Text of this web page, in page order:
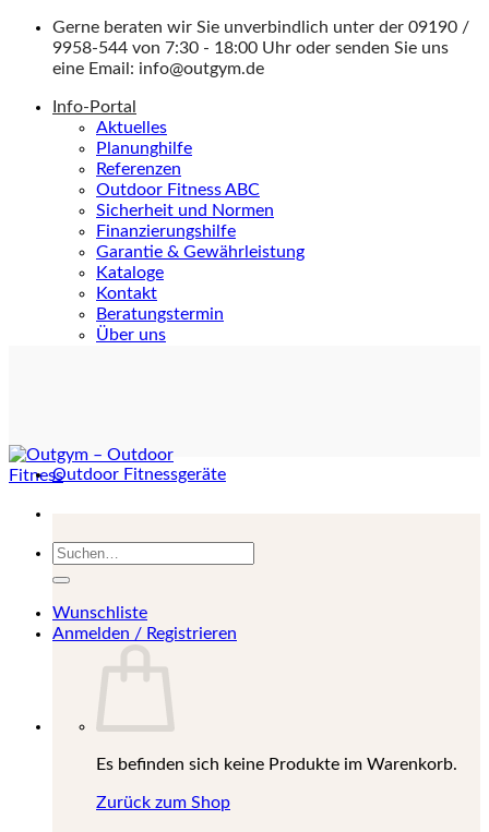
Zum
springen
Gerne beraten wir Sie unverbindlich unter der 09190 /
9958-544 von 7:30 - 18:00 Uhr oder senden Sie uns
eine Email: info@outgym.de
Info-Portal
Aktuelles
Planunghilfe
Referenzen
Outdoor Fitness ABC
Sicherheit und Normen
Finanzierungshilfe
Garantie & Gewährleistung
Kataloge
Kontakt
Beratungstermin
Über uns
Suchen
Wunschliste
Anmelden / Registrieren
Es befinden sich keine Produkte im Warenkorb.
Zurück zum Shop
Outdoor Fitnessgeräte